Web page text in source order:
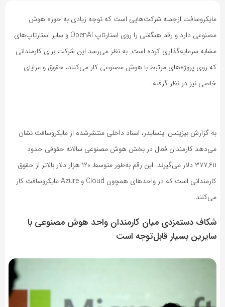
مایکروسافت ازجمله شرکت‌هایی است که توجه زیادی به حوزه هوش
مصنوعی دارد و رقم هنگفتی را روی استارتاپ OpenAI و سایر استارتاپ‌های
مشابه سرمایه‌گذاری کرده است. به نظر می‌رسد این شرکت برای کارمندانی
که روی پروژه‌های مرتبط با هوش مصنوعی کار می‌کنند، حقوق و مزایای
خاصی نیز در نظر گرفته.
به گزارش بیزینس اینسایدر، اسناد داخلی منتشرشده از مایکروسافت نشان
می‌دهد کارمندان فعال در بخش هوش مصنوعی سالانه حقوقی حدود
۳۷۷,۶۱۱ دلار می‌گیرند. این رقم به‌طور متوسط ۱۲۰ هزار دلار بالاتر از حقوق
کارمندانی است که در واحدهای همچون Cloud و Azure مایکروسافت کار
می‌کنند.
شکاف دستمزدی میان کارمندان واحد هوش مصنوعی با
سایرین بسیار قابل‌توجه است